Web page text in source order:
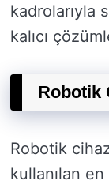
kadrolarıyla
kalıcı
Robotik
Robotik
kullanılan